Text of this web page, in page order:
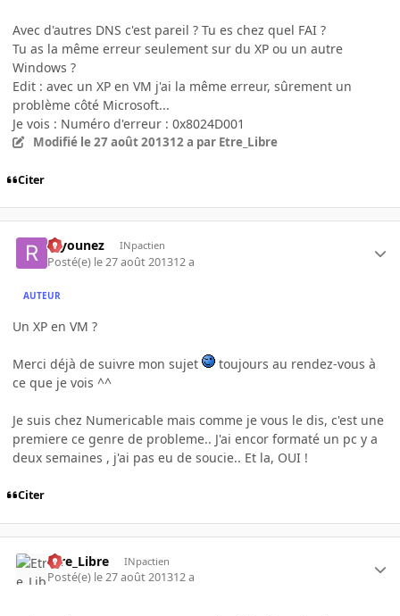
Avec d'autres DNS c'est pareil ? Tu es chez quel FAI ?
Tu as la même erreur seulement sur du XP ou un autre
Windows ?
Edit : avec un XP en VM j'ai la même erreur, sûrement un
problème côté Microsoft...
Je vois : Numéro d'erreur : 0x8024D001
Modifié le 27 août 201312 a par Etre_Libre
Citer
rayounez INpactien
Posté(e) le 27 août 201312 a
AUTEUR
Un XP en VM ?
Merci déjà de suivre mon sujet
toujours au rendez-vous à
ce que je vois ^^
Je suis chez Numericable mais comme je vous le dis, c'est une
premiere ce genre de probleme.. J'ai encor formaté un pc y a
deux semaines , j'ai pas eu de soucie.. Et la, OUI !
Citer
Etre_Libre INpactien
Posté(e) le 27 août 201312 a